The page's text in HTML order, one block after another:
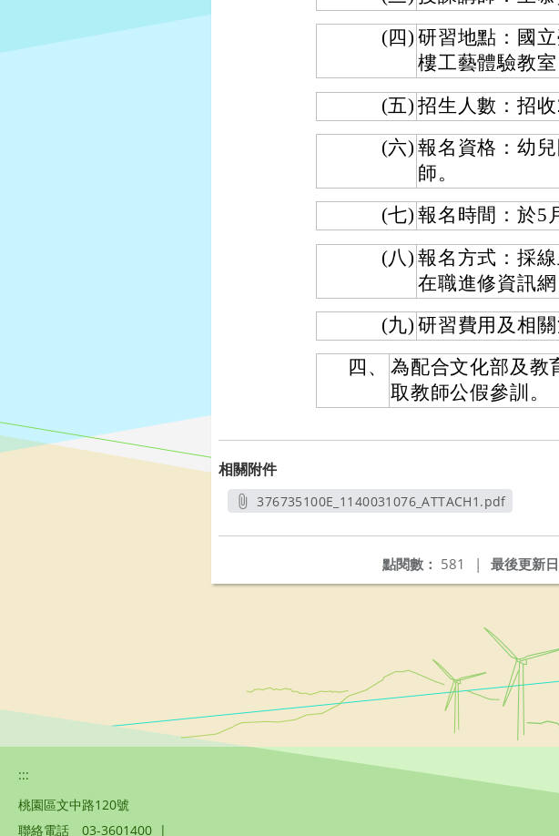
(四) 研習地點：國
樓工藝體驗教
(五) 招生人數：招收
(六) 報名資格：幼
師。
(七) 報名時間：於5
(八) 報名方式：採
在職進修資訊網
(九) 研習費用及相
四、
為配合文化部及教
取教師公假參訓。
相關附件
376735100E_1140031076_ATTACH1.pdf
最後更新日
點閱數： 581 |
:::
桃園區文中路120號
聯絡電話
03-3601400 |